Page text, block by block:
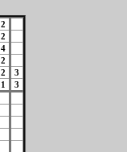
2
2
4
2
2
3
1
3